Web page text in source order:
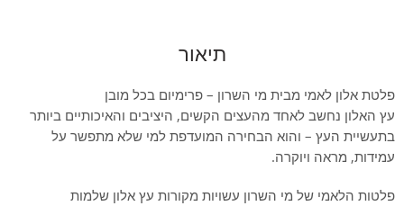
תיאור
פלטת אלון לאמי מבית מי השרון – פרימיום בכל מובן
עץ האלון נחשב לאחד מהעצים הקשים, היציבים והאיכותיים ביותר
בתעשיית העץ – והוא הבחירה המועדפת למי שלא מתפשר על
עמידות, מראה ויוקרה.
פלטות הלאמי של מי השרון עשויות מקורות עץ אלון שלמות